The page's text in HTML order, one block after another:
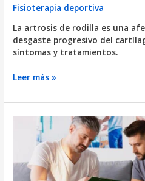
Fisioterapia deportiva
La artrosis de rodilla es una
desgaste progresivo del
síntomas y tratamientos.
Artrosis
Rodilla.
síntomas
tratamientos
Leer más »